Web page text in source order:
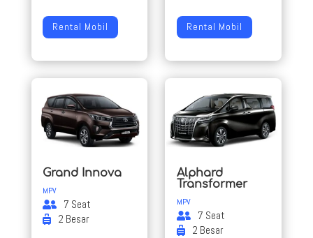
Rental Mobil Rental Mobil
Grand Innova
MPV
7 Seat
2 Besar
Alphard
Transformer
MPV
7 Seat
2 Besar